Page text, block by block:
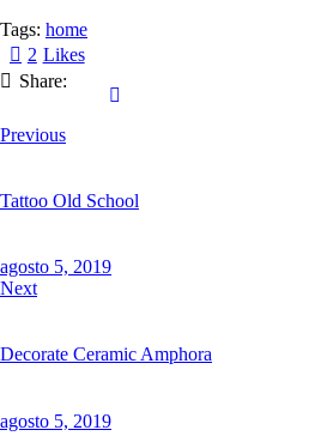
Tags: home
2 Likes
Share:
Previous
Tattoo Old School
agosto 5, 2019
Next
Decorate Ceramic Amphora
agosto 5, 2019